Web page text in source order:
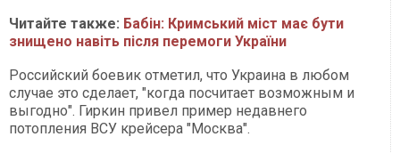
Читайте также: Бабін: Кримський міст має бути
знищено навіть після перемоги України
Российский боевик отметил, что Украина в любом
случае это сделает, "когда посчитает возможным и
выгодно". Гиркин привел пример недавнего
потопления ВСУ крейсера "Москва".